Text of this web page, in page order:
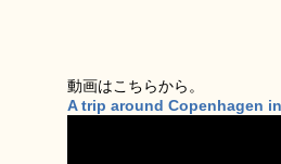
動画はこちらから。
A trip around Copenhagen